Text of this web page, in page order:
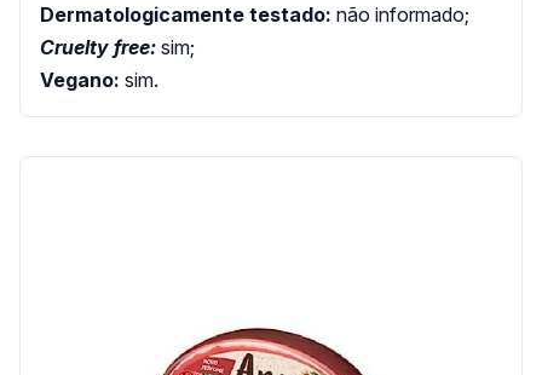
Dermatologicamente testado: não informado;
Cruelty free: sim;
Vegano: sim.